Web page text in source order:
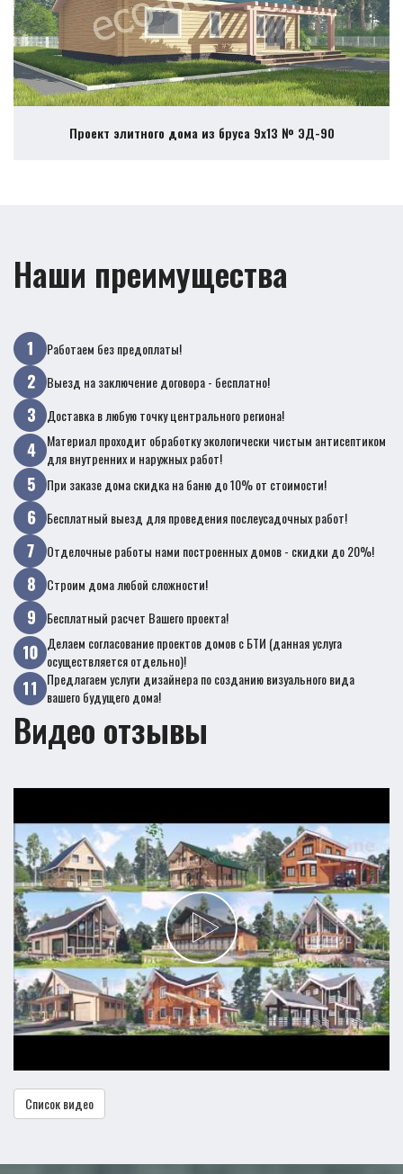
Проект элитного дома из бруса 9х13 № ЭД-90
Наши преимущества
Работаем без предоплаты!
Выезд на заключение договора - бесплатно!
Доставка в любую точку центрального региона!
Материал проходит обработку экологически чистым антисептиком
для внутренних и наружных работ!
При заказе дома скидка на баню до 10% от стоимости!
Бесплатный выезд для проведения послеусадочных работ!
Отделочные работы нами построенных домов - скидки до 20%!
Строим дома любой сложности!
Бесплатный расчет Вашего проекта!
Делаем согласование проектов домов с БТИ (данная услуга
осуществляется отдельно)!
Предлагаем услуги дизайнера по созданию визуального вида
вашего будущего дома!
Видео отзывы
Список видео